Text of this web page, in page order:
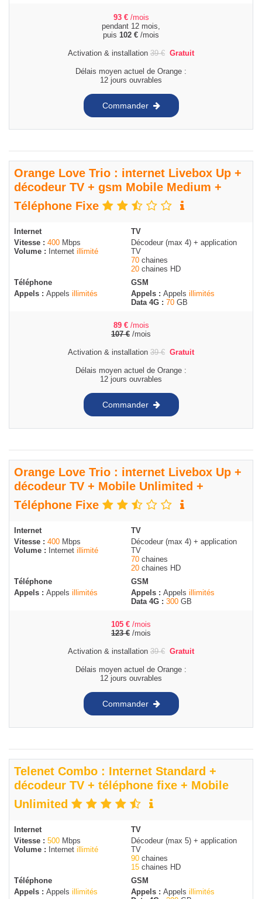
93 € /mois
pendant 12 mois,
puis 102 € /mois
Activation & installation 39€ Gratuit
Délais moyen actuel de Orange :
12 jours ouvrables
Commander
Orange Love Trio : internet Livebox Up +
décodeur TV + gsm Mobile Medium +
Téléphone Fixe
Internet
Vitesse : 400 Mbps
Volume :
Internet illimité
TV
Décodeur (max 4) + application
TV
70 chaines
20 chaines HD
Téléphone
Appels : Appels illimités
GSM
Appels : Appels illimités
Data 4G : 70 GB
89 € /mois
107€ /mois
Activation & installation 39€ Gratuit
Délais moyen actuel de Orange :
12 jours ouvrables
Commander
Orange Love Trio : internet Livebox Up +
décodeur TV + Mobile Unlimited +
Téléphone Fixe
Internet
Vitesse : 400 Mbps
Volume :
Internet illimité
TV
Décodeur (max 4) + application
TV
70 chaines
20 chaines HD
Téléphone
Appels : Appels illimités
GSM
Appels : Appels illimités
Data 4G : 300 GB
105 € /mois
123€ /mois
Activation & installation 39€ Gratuit
Délais moyen actuel de Orange :
12 jours ouvrables
Commander
Telenet Combo : Internet Standard +
décodeur TV + téléphone fixe + Mobile
Unlimited
Internet
Vitesse : 500 Mbps
Volume :
Internet illimité
TV
Décodeur (max 5) + application
TV
90 chaines
15 chaines HD
Téléphone
Appels : Appels illimités
GSM
Appels : Appels illimités